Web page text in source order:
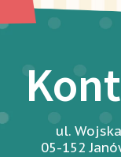
ul.
05-152